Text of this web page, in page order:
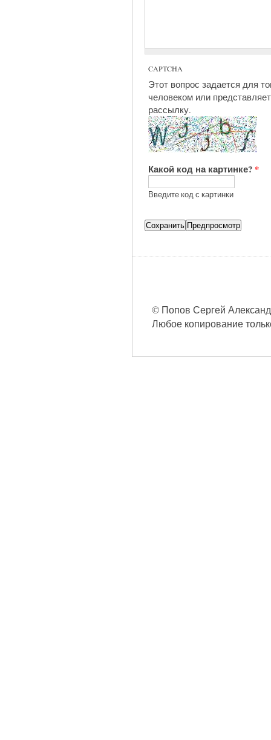
CAPTCHA
Этот вопрос задается для
человеком или
рассылку.
Какой код на картинке? *
Введите код с картинки
© Попов Сергей
Любое копирование